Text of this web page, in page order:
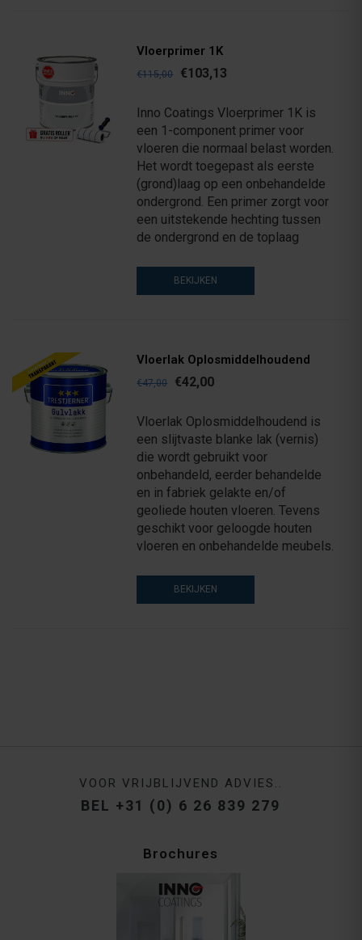
Vloerprimer 1K
€115,00 €103,13
Inno Coatings Vloerprimer 1K is
een 1-component primer voor
vloeren die normaal belast worden.
Het wordt toegepast als eerste
(grond)laag op een onbehandelde
ondergrond. Een primer zorgt voor
een uitstekende hechting tussen
de ondergrond en de toplaag
BEKIJKEN
Vloerlak Oplosmiddelhoudend
€47,00 €42,00
Vloerlak Oplosmiddelhoudend is
een slijtvaste blanke lak (vernis)
die wordt gebruikt voor
onbehandeld, eerder behandelde
en in fabriek gelakte en/of
geoliede houten vloeren. Tevens
geschikt voor geloogde houten
vloeren en onbehandelde meubels.
BEKIJKEN
VOOR VRIJBLIJVEND ADVIES..
BEL +31 (0) 6 26 839 279
Brochures